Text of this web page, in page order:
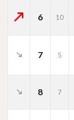
6
10
7
5
8 7